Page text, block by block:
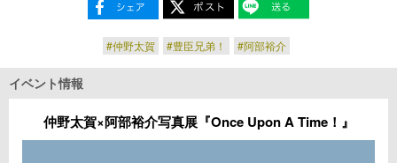
#仲野太賀 #豊臣兄弟！ #阿部裕介
イベント情報
仲野太賀×阿部裕介写真展『Once Upon A Time！』